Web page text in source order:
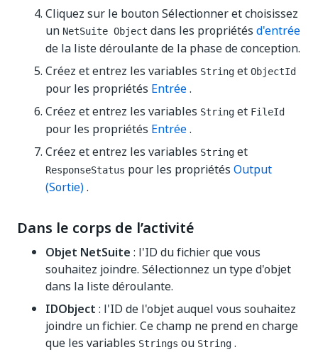
Cliquez sur le bouton Sélectionner et choisissez
un NetSuite Object dans les propriétés d'entrée
de la liste déroulante de la phase de conception.
Créez et entrez les variables String et ObjectId
pour les propriétés Entrée.
Créez et entrez les variables String et FileId
pour les propriétés Entrée.
Créez et entrez les variables String et
ResponseStatus pour les propriétés Output
(Sortie).
Dans le corps de l’activité
Objet NetSuite : l'ID du fichier que vous
souhaitez joindre. Sélectionnez un type d'objet
dans la liste déroulante.
IDObject : l'ID de l'objet auquel vous souhaitez
joindre un fichier. Ce champ ne prend en charge
que les variables Strings ou String .